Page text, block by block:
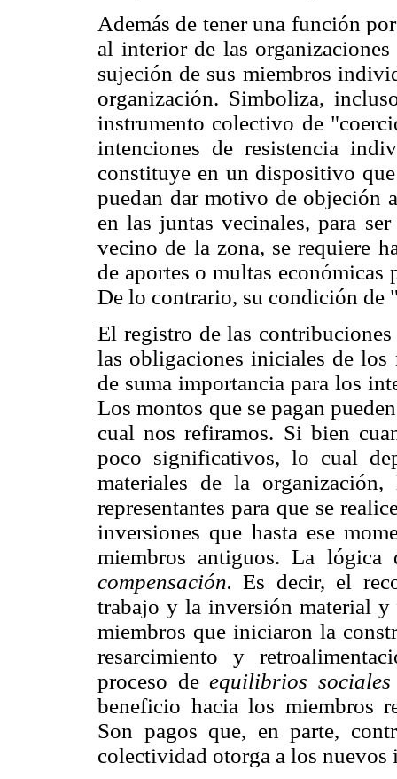
Además de tener una función
al interior de las
sujeción de sus miembros
organización. Simboliza,
instrumento colectivo de
intenciones de resistencia
constituye en un dispositivo
puedan dar motivo de objeción
en las juntas vecinales, para
vecino de la zona, se requiere
de aportes o multas económicas
De lo contrario, su condición de
El registro de las
las obligaciones iniciales de los
de suma importancia para los
Los montos que se pagan
cual nos refiramos. Si bien
poco significativos, lo cual
materiales de la
representantes para que se
inversiones que hasta ese
miembros antiguos. La
compensación.Es decir, el
trabajo y la inversión material y
miembros que iniciaron la
resarcimiento y
proceso deequilibrios
beneficio hacia los miembros
Son pagos que, en parte,
colectividad otorga a los nuevos